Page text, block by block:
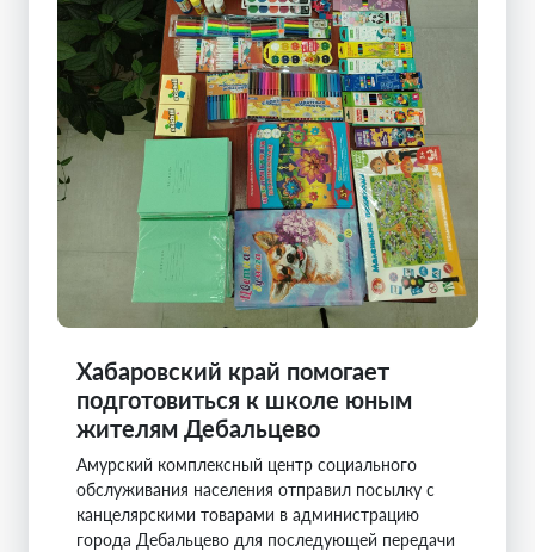
Хабаровский край помогает
подготовиться к школе юным
жителям Дебальцево
Амурский комплексный центр социального
обслуживания населения отправил посылку с
канцелярскими товарами в администрацию
города Дебальцево для последующей передачи